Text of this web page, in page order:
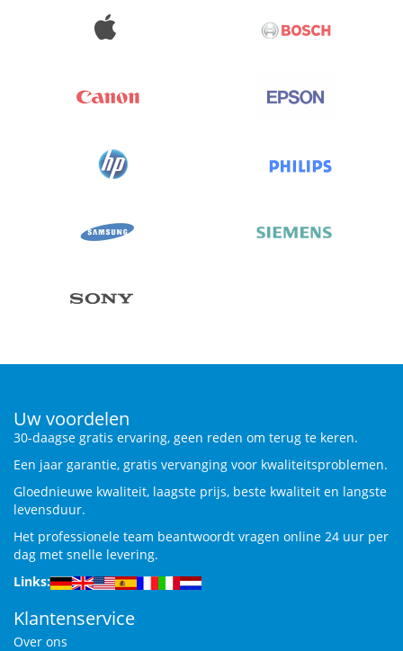
Uw voordelen
30-daagse gratis ervaring, geen reden om terug te keren.
Een jaar garantie, gratis vervanging voor kwaliteitsproblemen.
Gloednieuwe kwaliteit, laagste prijs, beste kwaliteit en langste
levensduur.
Het professionele team beantwoordt vragen online 24 uur per
dag met snelle levering.
Links:
Klantenservice
Over ons